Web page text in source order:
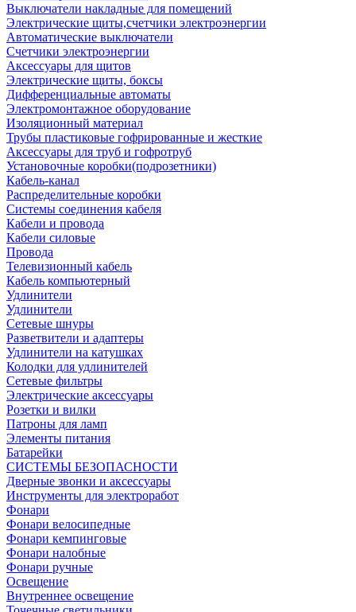
Выключатели накладные для помещений
Электрические щиты,счетчики электроэнергии
Автоматические выключатели
Счетчики электроэнергии
Аксессуары для щитов
Электрические щиты, боксы
Дифференциальные автоматы
Электромонтажное оборудование
Изоляционный материал
Трубы пластиковые гофрированные и жесткие
Аксессуары для труб и гофротруб
Установочные коробки(подрозетники)
Кабель-канал
Распределительные коробки
Системы соединения кабеля
Кабели и провода
Кабели силовые
Провода
Телевизионный кабель
Кабель компьютерный
Удлинители
Удлинители
Сетевые шнуры
Разветвители и адаптеры
Удлинители на катушках
Колодки для удлинителей
Сетевые фильтры
Электрические аксессуары
Розетки и вилки
Патроны для ламп
Элементы питания
Батарейки
СИСТЕМЫ БЕЗОПАСНОСТИ
Дверные звонки и аксессуары
Инструменты для электроработ
Фонари
Фонари велосипедные
Фонари кемпинговые
Фонари налобные
Фонари ручные
Освещение
Внутреннее освещение